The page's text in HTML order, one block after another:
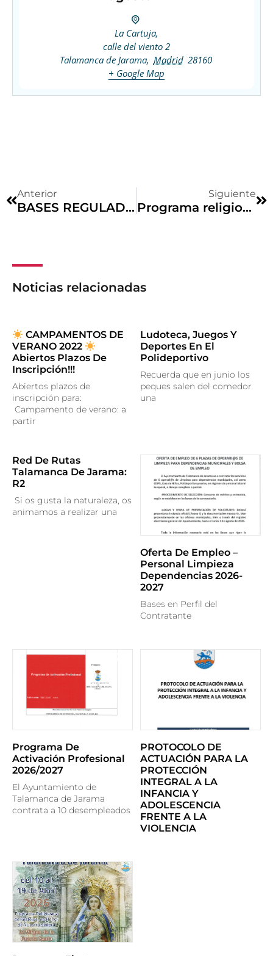
La Cartuja,
calle del viento 2
Talamanca de Jarama, Madrid 28160
+ Google Map
Anterior
BASES REGULADORAS DE LA CONVOCATORIA PARA LA CONSTITUCIÓN DE UNA BOLSA DE EMPLEO DE PEONES DE OFICIOS MULTIPLES EN EL AYUNTAMIENTO DE TALAMANCA DE JARAMA POR EL PROCEDIMIENTO DE CONCURSO-OPOSICIÓN
Siguiente
Programa religioso y de festejos 2024
Noticias relacionadas
CAMPAMENTOS DE
VERANO 2022
Abiertos Plazos De
Inscripción!!!
Abiertos plazos de
inscripción para:
Campamento de verano: a
partir
Ludoteca, Juegos Y
Deportes En El
Polideportivo
Recuerda que en junio los
peques salen del comedor
una
Red De Rutas
Talamanca De Jarama:
R2
Si os gusta la naturaleza, os
animamos a realizar una
Oferta De Empleo –
Personal Limpieza
Dependencias 2026-
2027
Bases en Perfil del
Contratante
Programa De
Activación Profesional
2026/2027
El Ayuntamiento de
Talamanca de Jarama
contrata a 10 desempleados
PROTOCOLO DE
ACTUACIÓN PARA LA
PROTECCIÓN
INTEGRAL A LA
INFANCIA Y
ADOLESCENCIA
FRENTE A LA
VIOLENCIA